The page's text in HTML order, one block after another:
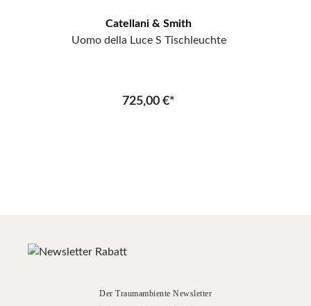
Catellani & Smith
Uomo della Luce S Tischleuchte
725,00 €*
Der Traumambiente Newsletter